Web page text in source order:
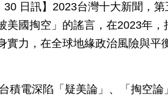
30 日訊】2023台灣十大新聞，第
美國掏空」的謠言，在2023年，
實力，在全球地緣政治風險與平
積電深陷「疑美論」、「掏空論